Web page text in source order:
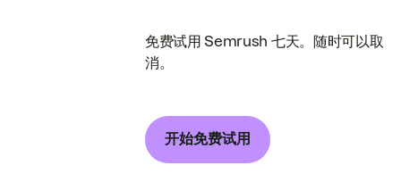
免费试用 Semrush 七天。随时可以取
消。
开始免费试用